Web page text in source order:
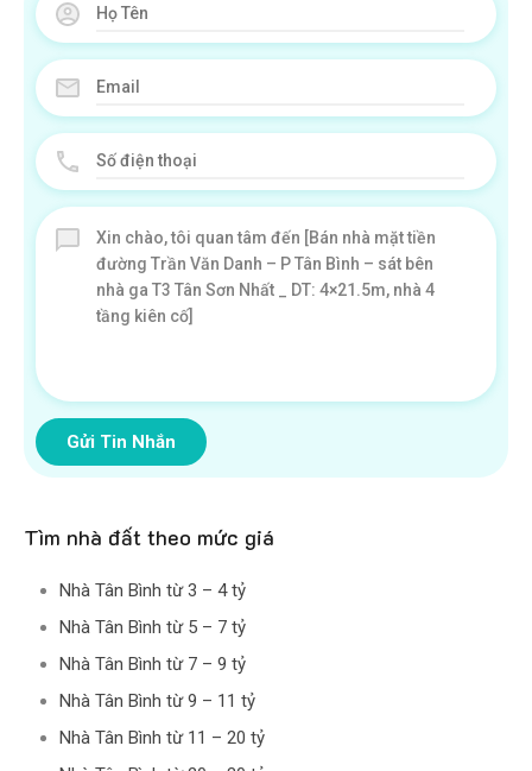
Gửi Tin Nhắn
Tìm nhà đất theo mức giá
Nhà Tân Bình từ 3 – 4 tỷ
Nhà Tân Bình từ 5 – 7 tỷ
Nhà Tân Bình từ 7 – 9 tỷ
Nhà Tân Bình từ 9 – 11 tỷ
Nhà Tân Bình từ 11 – 20 tỷ